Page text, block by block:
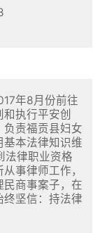
年8月份前往
执行平安创
责福贡县妇女
本法律知识维
法律职业资格
事律师工作，
商事案子，在
坚信：持法律